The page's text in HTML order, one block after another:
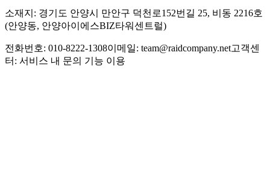
소재지: 경기도 안양시 만안구 덕천로152번길 25, 비동 2216호
(안양동, 안양아이에스BIZ타워센트럴)
전화번호: 010-8222-1308이메일: team@raidcompany.net고객센
터: 서비스 내 문의 기능 이용